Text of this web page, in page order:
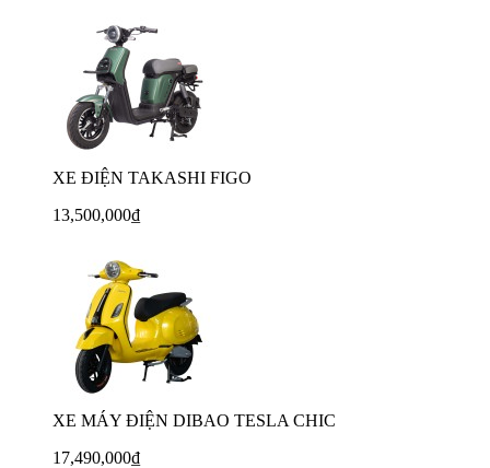
XE ĐIỆN TAKASHI FIGO
13,500,000₫
XE MÁY ĐIỆN DIBAO TESLA CHIC
17,490,000₫